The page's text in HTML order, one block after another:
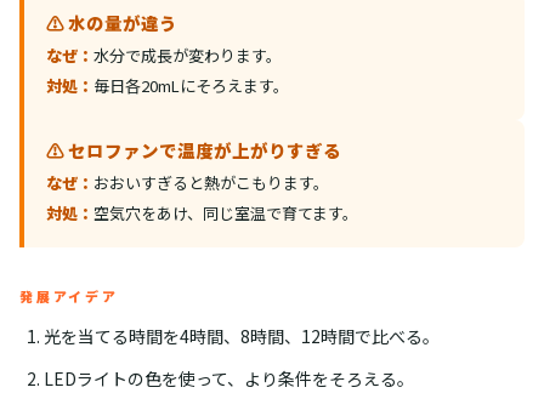
⚠️ 水の量が違う
なぜ： 水分で成長が変わります。
対処： 毎日各20mLにそろえます。
⚠️ セロファンで温度が上がりすぎる
なぜ： おおいすぎると熱がこもります。
対処： 空気穴をあけ、同じ室温で育てます。
発展アイデア
光を当てる時間を4時間、8時間、12時間で比べる。
LEDライトの色を使って、より条件をそろえる。